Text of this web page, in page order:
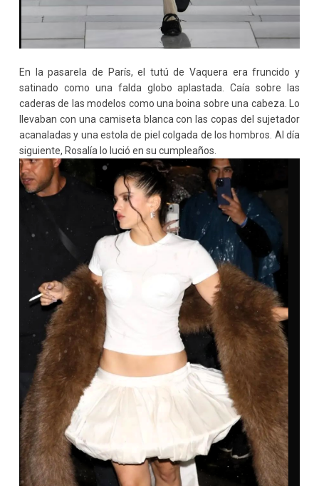
En la pasarela de París, el tutú de Vaquera era fruncido y
satinado como una falda globo aplastada. Caía sobre las
caderas de las modelos como una boina sobre una cabeza. Lo
llevaban con una camiseta blanca con las copas del sujetador
acanaladas y una estola de piel colgada de los hombros. Al día
siguiente, Rosalía lo lució en su cumpleaños.